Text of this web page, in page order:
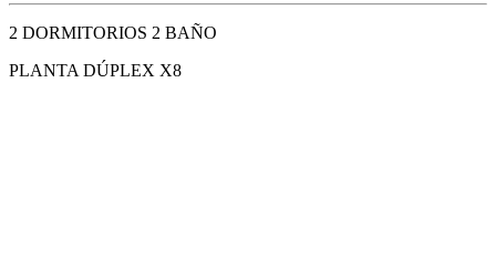
2 DORMITORIOS 2 BAÑO
PLANTA DÚPLEX X8